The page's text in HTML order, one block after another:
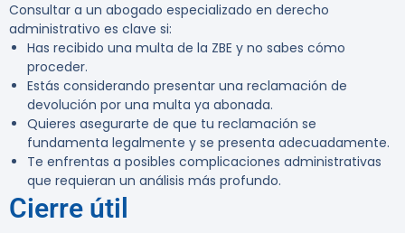
Consultar a un abogado especializado en derecho
administrativo es clave si:
Has recibido una multa de la ZBE y no sabes cómo
proceder.
Estás considerando presentar una reclamación de
devolución por una multa ya abonada.
Quieres asegurarte de que tu reclamación se
fundamenta legalmente y se presenta adecuadamente.
Te enfrentas a posibles complicaciones administrativas
que requieran un análisis más profundo.
Cierre útil